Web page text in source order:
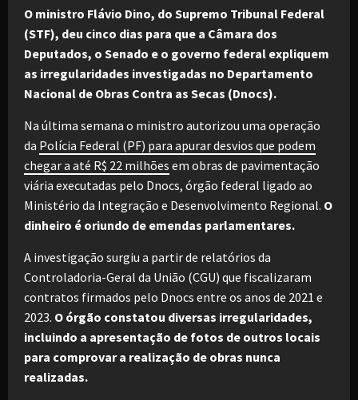
O ministro Flávio Dino, do Supremo Tribunal Federal
(STF), deu cinco dias para que a Câmara dos
Deputados, o Senado e o governo federal expliquem
as irregularidades investigadas no Departamento
Nacional de Obras Contra as Secas (Dnocs).
Na última semana o ministro autorizou uma operação
da Polícia Federal (PF) para apurar desvios que podem
chegar a até R$ 22 milhões em obras de pavimentação
viária executadas pelo Dnocs, órgão federal ligado ao
Ministério da Integração e Desenvolvimento Regional. O
dinheiro é oriundo de emendas parlamentares.
A investigação surgiu a partir de relatórios da
Controladoria-Geral da União (CGU) que fiscalizaram
contratos firmados pelo Dnocs entre os anos de 2021 e
2023. O órgão constatou diversas irregularidades,
incluindo a apresentação de fotos de outros locais
para comprovar a realização de obras nunca
realizadas.